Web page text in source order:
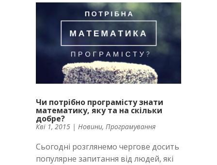
Чи потрібно програмісту знати
математику, яку та на скільки
добре?
Кві 1, 2015 | Новини, Програмування
Сьогодні розглянемо чергове досить
популярне запитання від людей, які